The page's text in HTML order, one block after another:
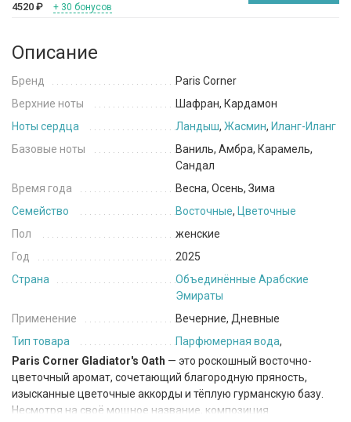
4520 ₽ + 30 бонусов
Описание
Бренд
Paris Corner
Верхние ноты
Шафран, Кардамон
Ноты сердца
Ландыш, Жасмин, Иланг-Иланг
Базовые ноты
Ваниль, Амбра, Карамель,
Сандал
Время года
Весна, Осень, Зима
Семейство
Восточные, Цветочные
Пол
женские
Год
2025
Страна
Объединённые Арабские
Эмираты
Применение
Вечерние, Дневные
Тип товара
Парфюмерная вода,
Paris Corner Gladiator's Oath — это роскошный восточно-
цветочный аромат, сочетающий благородную пряность,
изысканные цветочные аккорды и тёплую гурманскую базу.
Несмотря на своё мощное название, композиция